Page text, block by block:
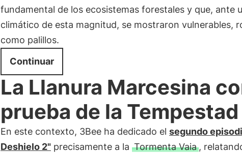
fundamental de los ecosistemas forestales y que, ante
climático de esta magnitud, se mostraron vulnerables,
como palillos.
Continuar
La Llanura Marcesina
prueba de la Tempestad
En este contexto, 3Bee ha dedicado el segundo
Deshielo 2"precisamente a la Tormenta Vaia,